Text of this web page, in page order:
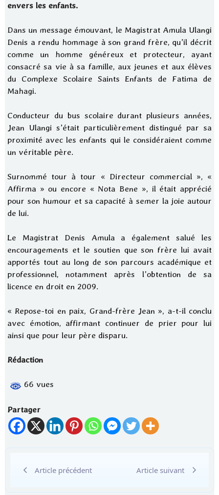
envers les enfants.
Dans un message émouvant, le Magistrat Amula Ulangi
Denis a rendu hommage à son grand frère, qu’il décrit
comme un homme généreux et protecteur, ayant
consacré sa vie à sa famille, aux jeunes et aux élèves
du Complexe Scolaire Saints Enfants de Fatima de
Mahagi.
Conducteur du bus scolaire durant plusieurs années,
Jean Ulangi s’était particulièrement distingué par sa
proximité avec les enfants qui le considéraient comme
un véritable père.
Surnommé tour à tour « Directeur commercial », «
Affirma » ou encore « Nota Bene », il était apprécié
pour son humour et sa capacité à semer la joie autour
de lui.
Le Magistrat Denis Amula a également salué les
encouragements et le soutien que son frère lui avait
apportés tout au long de son parcours académique et
professionnel, notamment après l’obtention de sa
licence en droit en 2009.
« Repose-toi en paix, Grand-frère Jean », a-t-il conclu
avec émotion, affirmant continuer de prier pour lui
ainsi que pour leur père disparu.
Rédaction
66 vues
Partager
Article précédent Article suivant